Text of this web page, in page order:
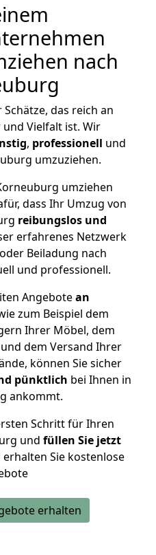
nach
das reich an
Vielfalt ist. Wir
, professionell und
umzuziehen.
umziehen
dass Ihr Umzug von
reibungslos und
erfahrenes Netzwerk
Beiladung nach
und professionell.
Angebotean
zum Beispiel dem
Ihrer Möbel, dem
dem Versand Ihrer
können Sie sicher
pünktlich bei Ihnen in
ankommt.
Schritt für Ihren
und füllen Sie jetzt
Sie kostenlose
erhalten